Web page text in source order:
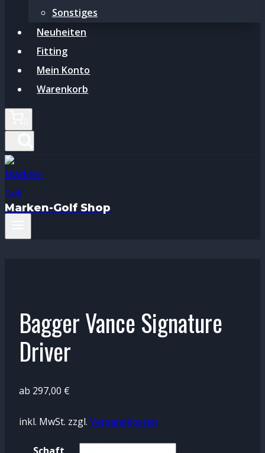
Sonstiges
Neuheiten
Fitting
Mein Konto
Warenkorb
Marken-Golf Shop
Bagger Vance Signature
Driver
ab 297,00 €
inkl. MwSt. zzgl. Versandkosten